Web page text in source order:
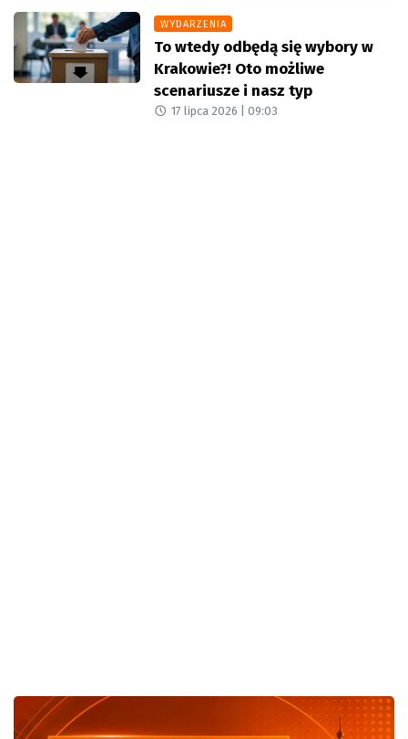
WYDARZENIA
To wtedy odbędą się wybory w
Krakowie?! Oto możliwe
scenariusze i nasz typ
17 lipca 2026 |09:03